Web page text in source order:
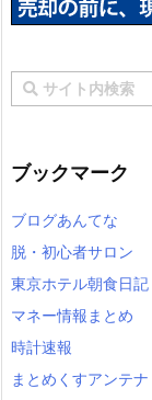
ブックマーク
ブログあんてな
脱・初心者サロン
東京ホテル朝食日記
マネー情報まとめ
時計速報
まとめくすアンテナ